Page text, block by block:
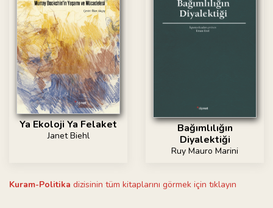
Ya Ekoloji Ya Felaket
Janet Biehl
Bağımlılığın
Diyalektiği
Ruy Mauro Marini
Kuram-Politika dizisinin tüm kitaplarını görmek için tıklayın